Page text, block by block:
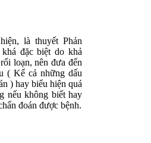
là thuyết Phản
đặc biệt do khả
loạn, nên đưa đến
( Kể cả những dấu
) hay biểu hiện quá
nếu không biết hay
đoán được bệnh.